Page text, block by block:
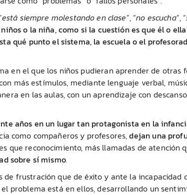
está siempre molestando en clase”, “no escucha”, “
o la niña, como si la cuestión es que él o
qué punto el sistema, la escuela o el
en el que los niños pudieran aprender de otras
más estímulos, mediante lenguaje verbal,
en las aulas, con un aprendizaje con
años en un lugar tan protagonista en la
como compañeros y profesores,dejan una
que reconocimiento, más llamadas de atención
sobre sí mismo.
de frustración que de éxito y ante la incapacidad
problema está en ellos, desarrollando un